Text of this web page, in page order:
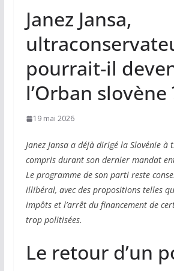
Janez Jansa,
pourrait-il
l’Orban slovène
19 mai 2026
Janez Jansa a déjà dirigé la Slovénie à
compris durant son dernier mandat
Le programme de son parti reste
illibéral, avec des propositions telles
impôts et l’arrêt du financement de
trop politisées.
Le retour d’un